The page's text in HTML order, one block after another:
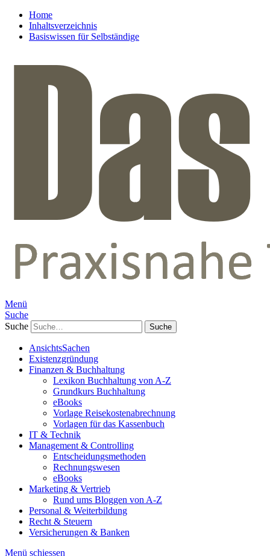
Home
Inhaltsverzeichnis
Basiswissen für Selbständige
Menü
Suche
Suche
AnsichtsSachen
Existenzgründung
Finanzen & Buchhaltung
Lexikon Buchhaltung von A-Z
Grundkurs Buchhaltung
eBooks
Vorlage Reisekostenabrechnung
Vorlagen für das Kassenbuch
IT & Technik
Management & Controlling
Entscheidungsmethoden
Rechnungswesen
eBooks
Marketing & Vertrieb
Rund ums Bloggen von A-Z
Personal & Weiterbildung
Recht & Steuern
Versicherungen & Banken
Menü schiessen